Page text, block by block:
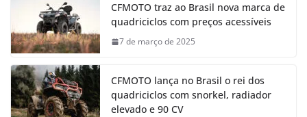
CFMOTO traz ao Brasil nova marca de
quadriciclos com preços acessíveis
7 de março de 2025
CFMOTO lança no Brasil o rei dos
quadriciclos com snorkel, radiador
elevado e 90 CV